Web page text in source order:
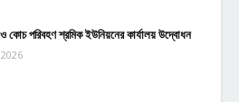
ও কোচ পরিবহণ শ্রমিক ইউনিয়নের কার্যালয় উদ্বোধন